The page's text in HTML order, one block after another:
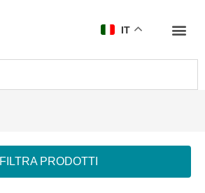
IT
FILTRA PRODOTTI